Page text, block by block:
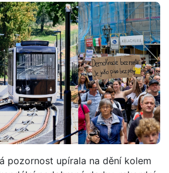
pozornost upírala na dění kolem